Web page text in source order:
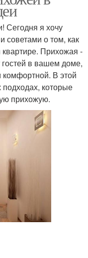
Сегодня я хочу
советами о том, как
Прихожая -
гостей в вашем доме,
В этой
подходах, которые
прихожую.